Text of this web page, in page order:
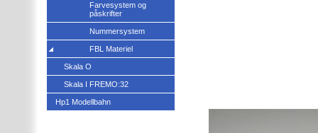
Farvesystem og
påskrifter
Nummersystem
FBL Materiel
Skala O
Skala I FREMO:32
Hp1 Modellbahn